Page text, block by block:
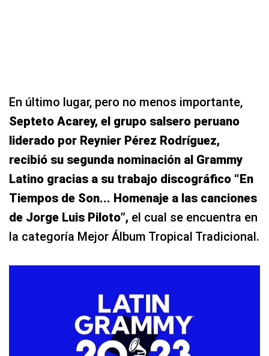
En último lugar, pero no menos importante,
Septeto Acarey, el grupo salsero peruano
liderado por Reynier Pérez Rodríguez,
recibió su segunda nominación al Grammy
Latino gracias a su trabajo discográfico “En
Tiempos de Son... Homenaje a las canciones
de Jorge Luis Piloto”, el cual se encuentra en
la categoría Mejor Álbum Tropical Tradicional.